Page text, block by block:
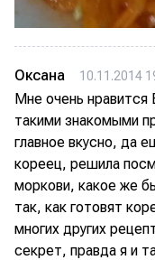
Оксана 10.11.2014
Мне очень
такими знакомыми
главное вкусно, да
кореец, решила
моркови, какое же
так, как готовят
многих других
секрет, правда я и